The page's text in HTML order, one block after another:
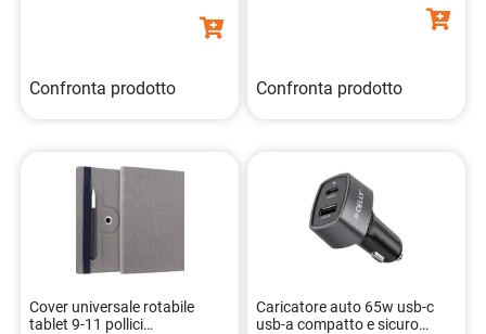
Confronta prodotto Confronta prodotto
Cover universale rotabile
tablet 9-11 pollici
Caricatore auto 65w usb-c
usb-a compatto e sicuro